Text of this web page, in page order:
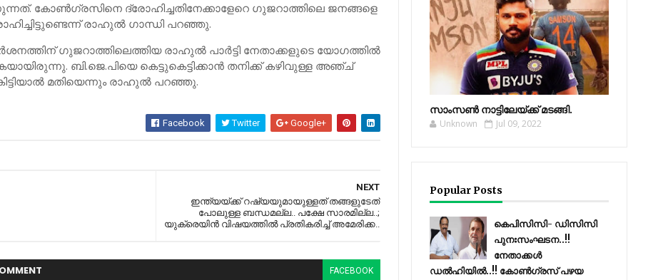
കോണ്‍ഗ്രസിനെ ദ്രോഹിച്ചതിനേക്കാളേറെ ഗുജറാത്തിലെ ജനങ്ങളെ
രാഹുല്‍ ഗാന്ധി പറഞ്ഞു.
ഗുജറാത്തിലെത്തിയ രാഹുല്‍ പാര്‍ട്ടി നേതാക്കളുടെ യോഗത്തില്‍
ബി.ജെ.പിയെ കെട്ടുകെട്ടിക്കാന്‍ തനിക്ക് കഴിവുള്ള അഞ്ച്
മതിയെന്നും രാഹുല്‍ പറഞ്ഞു.
Facebook Twitter Google+
NEXT
ഇന്ത്യയ്ക്ക് റഷ്യയുമായുള്ളത് തങ്ങളുടേത്
പോലുള്ള ബന്ധമല്ല.. പക്ഷേ സാരമില്ല..;
യുക്രെയിന്‍ വിഷയത്തില്‍ പ്രതികരിച്ച്‌ അമേരിക്ക..
FACEBOOK
സാംസണ്‍ നാട്ടിലേയ്‌ക്ക് മടങ്ങി.
Unknown Jul 09, 2022
Popular Posts
കെപിസിസി- ഡിസിസി
പുനഃസംഘടന..!!
നേതാക്കൾ
ഡൽഹിയിൽ..!! കോണ്‍ഗ്രസ് പഴയ